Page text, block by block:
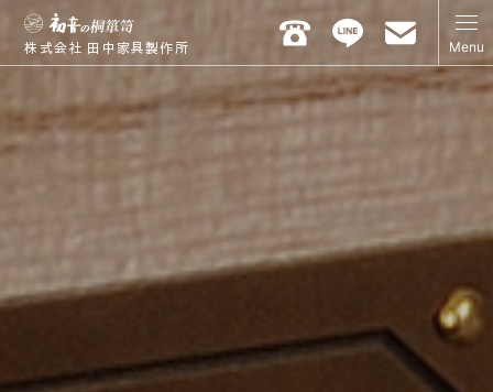
株式会社 田中家具製作所 Menu